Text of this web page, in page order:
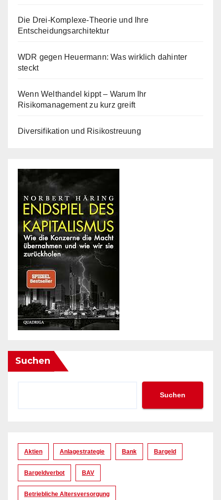
Die Drei-Komplexe-Theorie und Ihre
Entscheidungsarchitektur
WDR gegen Heuermann: Was wirklich dahinter
steckt
Wenn Welthandel kippt – Warum Ihr
Risikomanagement zu kurz greift
Diversifikation und Risikostreuung
Suchen
Suchen
Aktien Anlagestrategie Bank Bargeld
Bargeldverbot BAV
Betriebliche Altersversorgung